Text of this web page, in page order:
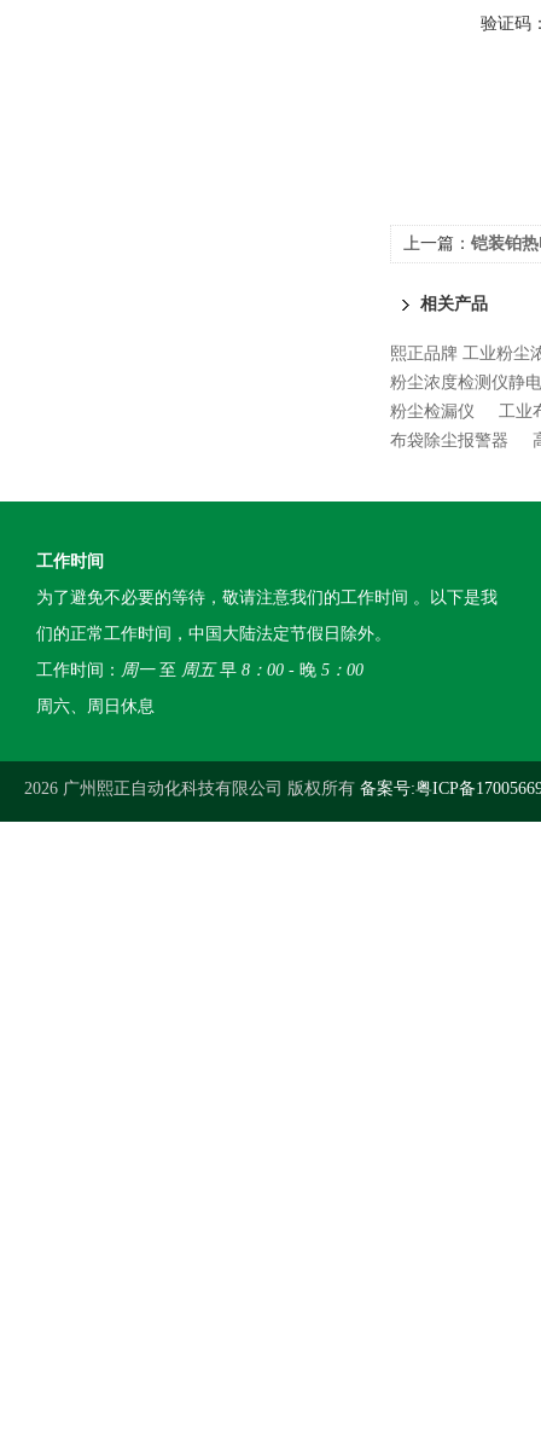
验证码
上一篇： 铠装铂
相关产品
熙正品牌 工业粉尘
粉尘浓度检测仪静
粉尘检漏仪
工业
布袋除尘报警器
工作时间
为了避免不必要的等待，敬请注意我们的工作时间 。以下是我
们的正常工作时间，中国大陆法定节假日除外。
工作时间： 周一至 周五早 8：00 - 晚 5：00
周六、周日休息
2026 广州熙正自动化科技有限公司 版权所有 备案号:粤ICP备